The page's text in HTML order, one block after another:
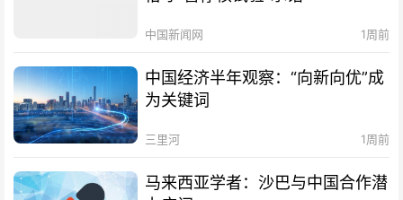
中国新闻网 1周前
中国经济半年观察：“向新向优”成
为关键词
三里河 1周前
马来西亚学者：沙巴与中国合作潜